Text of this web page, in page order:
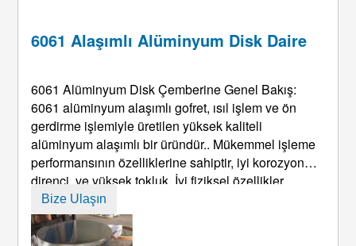
6061 Alaşımlı Alüminyum Disk Daire
6061 Alüminyum Disk Çemberine Genel Bakış:
6061 alüminyum alaşımlı gofret, ısıl işlem ve ön
gerdirme işlemiyle üretilen yüksek kaliteli
alüminyum alaşımlı bir üründür.. Mükemmel işleme
performansının özelliklerine sahiptir, iyi korozyon
direnci, ve yüksek tokluk. İyi fiziksel özellikler,
işlenmiş alüminyum gofretleri deforme olmamıştır,
kompakt malzemeler, cilalanması kolay, ve
mükemmel oksidasyon direnci var ...
Bize Ulaşın